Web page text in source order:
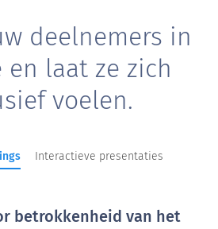
deelnemers in
en laat ze zich
voelen.
Interactieve presentaties
betrokkenheid van het